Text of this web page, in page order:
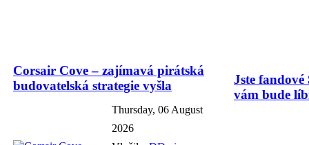
Corsair Cove – zajímavá pirátská
budovatelská strategie vyšla
Thursday, 06 August
2026
Jste
vám bude